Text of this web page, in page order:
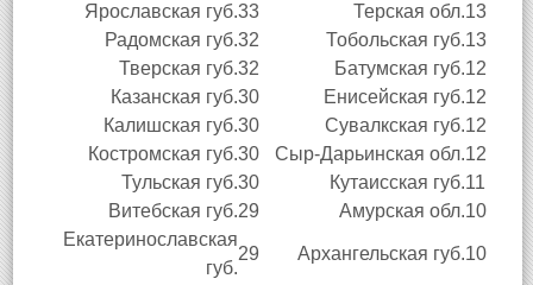
Ярославская губ.33 Терская обл.13
Радомская губ.32 Тобольская губ.13
Тверская губ.32 Батумская губ.12
Казанская губ.30 Енисейская губ.12
Калишская губ.30 Сувалкская губ.12
Костромская губ.30 Сыр-Дарьинская обл.12
Тульская губ.30 Кутаисская губ.11
Витебская губ.29 Амурская обл.10
Екатеринославская
губ.
29 Архангельская губ.10